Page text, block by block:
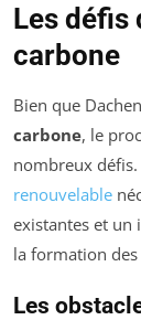
Les défis
carbone
Bien que
carbone, le
nombreux défis.
renouvelable
existantes et un
la formation
Les